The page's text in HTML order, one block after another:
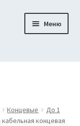
Меню
Концевые
До 1
концевая